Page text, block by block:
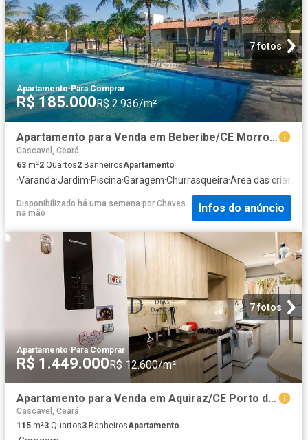
7 fotos
Apartamento·Para Comprar
R$ 185.000R$ 2.936/m²
Apartamento para Venda em Beberibe/CE Morro Branco 2 Quartos
Cascavel, Ceará
63 m²2 Quartos2 BanheirosApartamento
·Varanda·Jardim·Piscina·Garagem·Churrasqueira·Área das crianças
Disponibilizado há uma semana por Chaves
na mão
Infos do anúncio
7 fotos
Apartamento·Para Comprar
R$ 1.449.000R$ 12.600/m²
Apartamento para Venda em Aquiraz/CE Porto das Dunas 3 Quartos
Cascavel, Ceará
115 m²3 Quartos3 BanheirosApartamento